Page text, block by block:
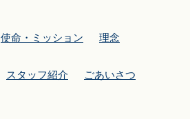
使命・ミッション
理念
スタッフ紹介
ごあいさつ